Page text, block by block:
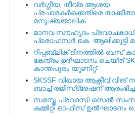
വര്‍ഗ്ഗീയ, തീവ്ര ആശയ
പ്രചാരകര്‍ക്കെതിരെ
മനുഷ്യജാലിക
മാനവ സൗഹൃദം
പ്രൊഫസർ കെ. ആലിക്കുട്ടി
റിപ്പബ്ലിക് ദിനത്തില്‍ ബസ്
കേന്ദ്രം ഉദ്ഘാടനം ചെയ്ത്‌
കാന്തപുരം യൂണിറ്റ്
SKSSF വിഖായ ആക്റ്റീവ് വിങ്
ബാച്ച് രജിസ്‌ട്രേഷന്
സമസ്ത പ്രവാസി സെല്‍
കമ്മിറ്റി ഓഫീസ് ഉല്‍ഘാടനം